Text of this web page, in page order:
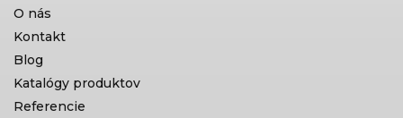
O nás
Kontakt
Blog
Katalógy produktov
Referencie